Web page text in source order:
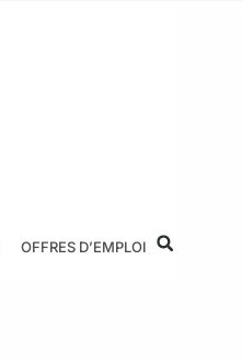
OFFRES D’EMPLOI